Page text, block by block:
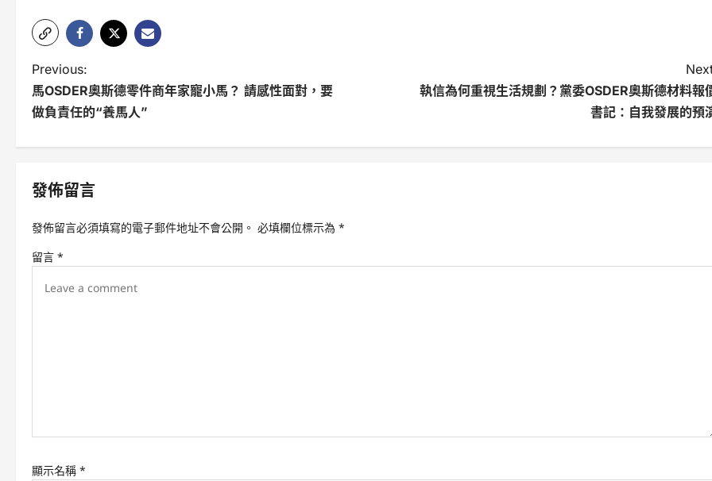
P
o
n
i
n
Previous:
馬OSDER奧斯德零件商年家寵小馬？ 請感性面對，要
做負責任的“養馬人”
執信為何重視生活規劃？黨委OSDER奧斯德材料報
書記：自我發展的預
發佈留言
發佈留言必須填寫的電子郵件地址不會公開。 必填欄位標示為 *
留言 *
顯示名稱 *